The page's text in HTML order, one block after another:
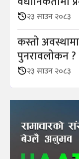
२३ साउन २०८३
कस्तो
पुनरावलोकन ?
२३ साउन २०८३